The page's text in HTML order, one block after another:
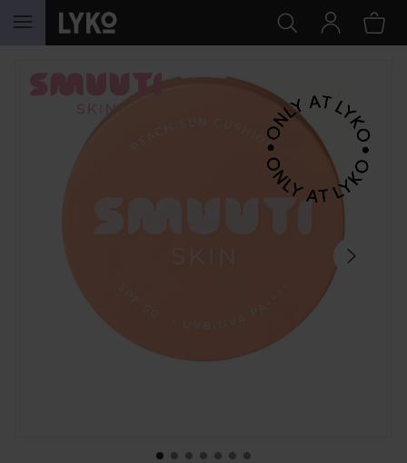
HOPPA TILL INNEHÅLLET
HOPPA ÖVER SEKTIONEN